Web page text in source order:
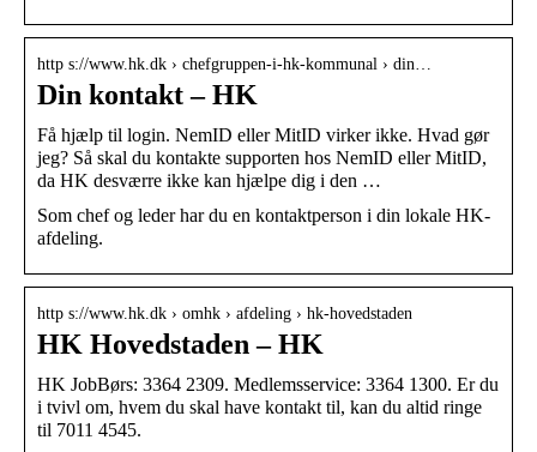
http s://www.hk.dk › chefgruppen-i-hk-kommunal › din…
Din kontakt – HK
Få hjælp til login. NemID eller MitID virker ikke. Hvad gør
jeg? Så skal du kontakte supporten hos NemID eller MitID,
da HK desværre ikke kan hjælpe dig i den …
Som chef og leder har du en kontaktperson i din lokale HK-
afdeling.
http s://www.hk.dk › omhk › afdeling › hk-hovedstaden
HK Hovedstaden – HK
HK JobBørs: 3364 2309. Medlemsservice: 3364 1300. Er du
i tvivl om, hvem du skal have kontakt til, kan du altid ringe
til 7011 4545.